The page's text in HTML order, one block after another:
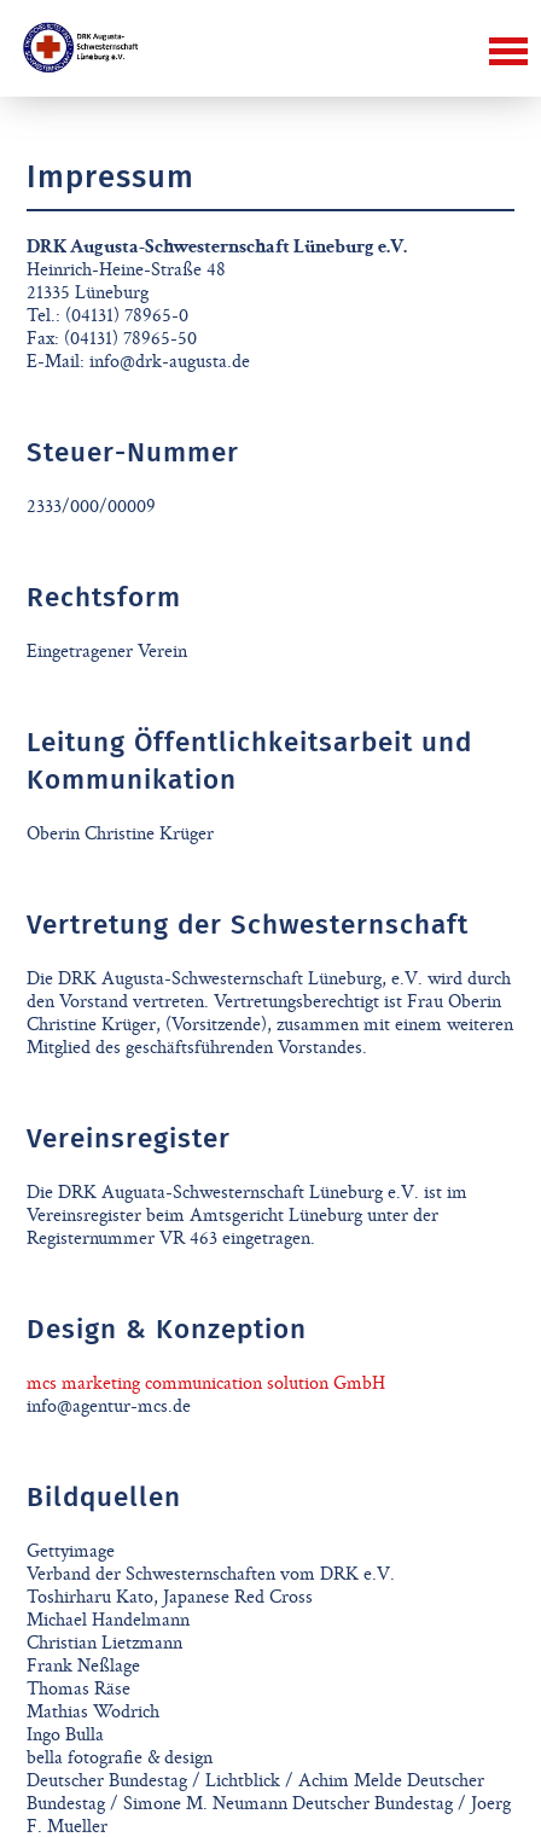
Impressum
DRK Augusta-Schwesternschaft Lüneburg e.V.
Heinrich-Heine-Straße 48
21335 Lüneburg
Tel.: (04131) 78965-0
Fax: (04131) 78965-50
E-Mail: info@drk-augusta.de
Steuer-Nummer
2333/000/00009
Rechtsform
Eingetragener Verein
Leitung Öffentlichkeitsarbeit und
Kommunikation
Oberin Christine Krüger
Vertretung der Schwesternschaft
Die DRK Augusta-Schwesternschaft Lüneburg, e.V. wird durch
den Vorstand vertreten. Vertretungsberechtigt ist Frau Oberin
Christine Krüger, (Vorsitzende), zusammen mit einem weiteren
Mitglied des geschäftsführenden Vorstandes.
Vereinsregister
Die DRK Auguata-Schwesternschaft Lüneburg e.V. ist im
Vereinsregister beim Amtsgericht Lüneburg unter der
Registernummer VR 463 eingetragen.
Design & Konzeption
mcs marketing communication solution GmbH
info@agentur-mcs.de
Bildquellen
Gettyimage
Verband der Schwesternschaften vom DRK e.V.
Toshirharu Kato, Japanese Red Cross
Michael Handelmann
Christian Lietzmann
Frank Neßlage
Thomas Räse
Mathias Wodrich
Ingo Bulla
bella fotografie & design
Deutscher Bundestag / Lichtblick / Achim Melde Deutscher
Bundestag / Simone M. Neumann Deutscher Bundestag / Joerg
F. Mueller